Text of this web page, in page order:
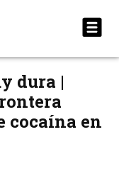
dura |
cocaína en